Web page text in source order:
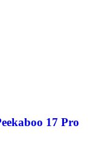
17 Pro